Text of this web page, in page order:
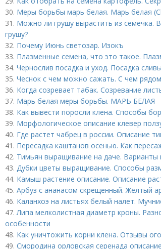
30. Меры борьбы марь белая. Марь белая
31. Можно ли грушу вырастить из семечка.
грушу?
32. Почему Июнь светозар. Изокъ
33. Плазменные семена, что это такое.
34. Чернослив посадка и уход. Посадка
35. Чеснок с чем можно сажать. С чем
36. Когда созревает табак. Созревание
37. Марь белая меры борьбы. МАРЬ БЕЛАЯ
38. Как вывести поросли клена. Способы
39. Морфологическое описание клевер
40. Где растет чабрец в россии. Описание
41. Пересадка каштанов осенью. Как
42. Тимьян выращивание на даче. Варианты
43. Дубки цветы выращивание. Способы
44. Камыш растение описание. Описание
45. Арбуз с ананасом скрещенный. Жёлтый
46. Каланхоэ на листьях белый налет.
47.Липа мелколистная диаметр кроны.
особенности
48. Как уничтожить корни клена. Отзывы
49. Смородина орловская серенада